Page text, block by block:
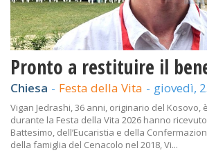
Pronto a restituire il
Chiesa - Festa della Vita - giovedì,
Vigan Jedrashi, 36 anni, originario del Kosovo,
durante la Festa della Vita 2026 hanno
Battesimo, dell’Eucaristia e della
della famiglia del Cenacolo nel 2018, Vi...